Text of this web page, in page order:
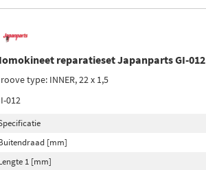
reparatieset Japanparts GI-012
type: INNER, 22 x 1,5
012
[mm]
1 [mm]